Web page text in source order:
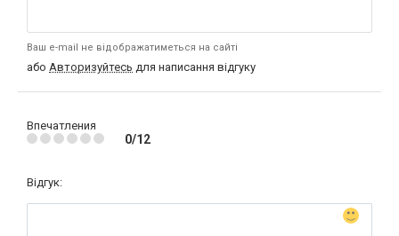
Ваш e-mail не відображатиметься на сайті
або Авторизуйтесь для написання відгуку
Впечатления
0/12
Відгук: